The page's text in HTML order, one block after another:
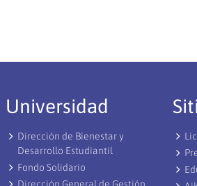
Universidad
Dirección de Bienestar y
Desarrollo Estudiantil
Fondo Solidario
Dirección General de Gestión